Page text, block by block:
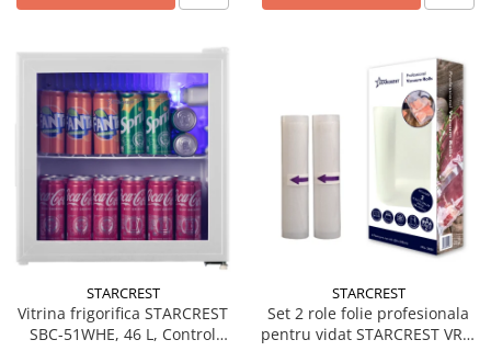
STARCREST
Vitrina frigorifica STARCREST
SBC-51WHE, 46 L, Control
STARCREST
Set 2 role folie profesionala
pentru vidat STARCREST VRL-